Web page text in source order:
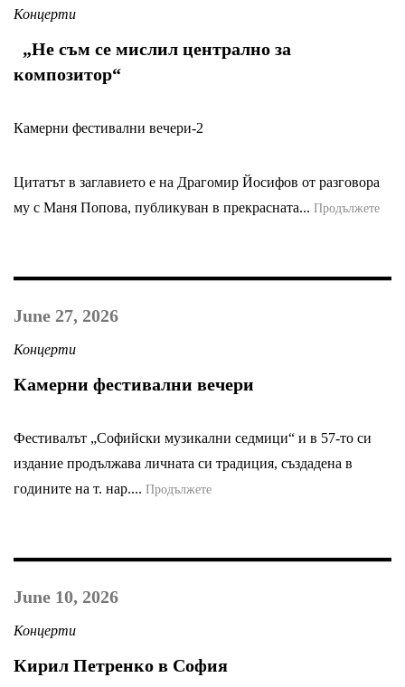
Концерти
„Не съм се мислил централно за
композитор“
Камерни фестивални вечери-2
Цитатът в заглавието е на Драгомир Йосифов от разговора
му с Маня Попова, публикуван в прекрасната... Продължете
June 27, 2026
Концерти
Камерни фестивални вечери
Фестивалът „Софийски музикални седмици“ и в 57-то си
издание продължава личната си традиция, създадена в
годините на т. нар.... Продължете
June 10, 2026
Концерти
Кирил Петренко в София